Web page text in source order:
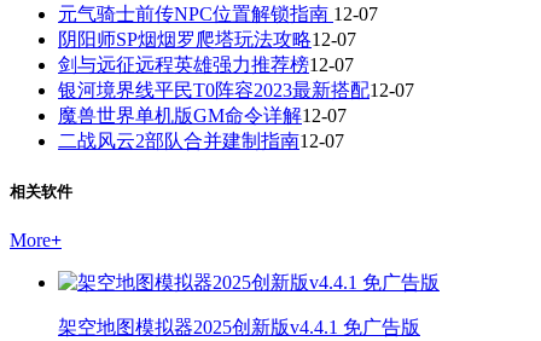
元气骑士前传NPC位置解锁指南 12-07
阴阳师SP烟烟罗爬塔玩法攻略12-07
剑与远征远程英雄强力推荐榜12-07
银河境界线平民T0阵容2023最新搭配12-07
魔兽世界单机版GM命令详解12-07
二战风云2部队合并建制指南12-07
相关软件
More+
架空地图模拟器2025创新版v4.4.1 免广告版